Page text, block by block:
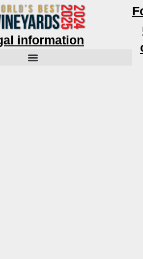
information